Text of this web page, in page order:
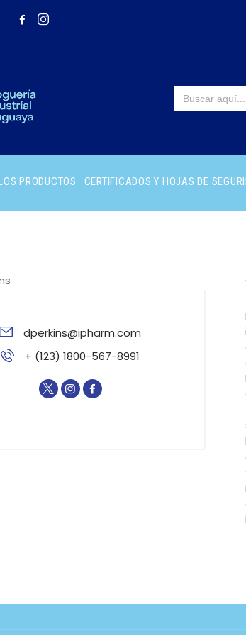
Buscar:
PRODUCTOS CERTIFICADOS Y HOJAS DE
dperkins@ipharm.com
+ (123) 1800-567-8991